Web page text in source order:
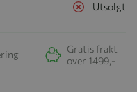
Utsolgt
Gratis frakt
over 1499,-